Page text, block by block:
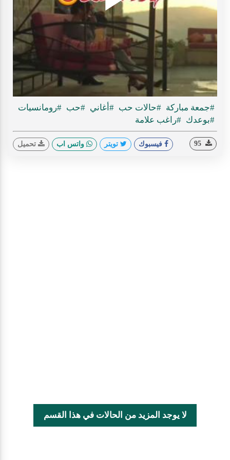
Play
#جمعة مباركة #حالات حب #أغاني #حب #رومانسيات
#بوعدك #راغب علامة
فيسبوك تويتر واتس اب تحميل
لا يوجد المزيد من الحالات في هذا القسم